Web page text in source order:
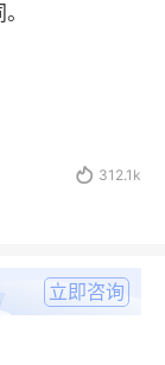
 312.1k
立即咨询